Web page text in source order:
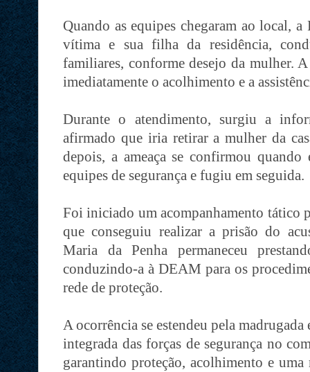
Quando as equipes chegaram ao local,
vítima e sua filha da residência,
familiares, conforme desejo da mulher.
imediatamente o acolhimento e a
Durante o atendimento, surgiu a
afirmado que iria retirar a mulher da
depois, a ameaça se confirmou
equipes de segurança e fugiu em seguida.
Foi iniciado um acompanhamento
que conseguiu realizar a prisão do
Maria da Penha permaneceu
conduzindo-a à DEAM para os
rede de proteção.
A ocorrência se estendeu pela
integrada das forças de segurança no
garantindo proteção, acolhimento e